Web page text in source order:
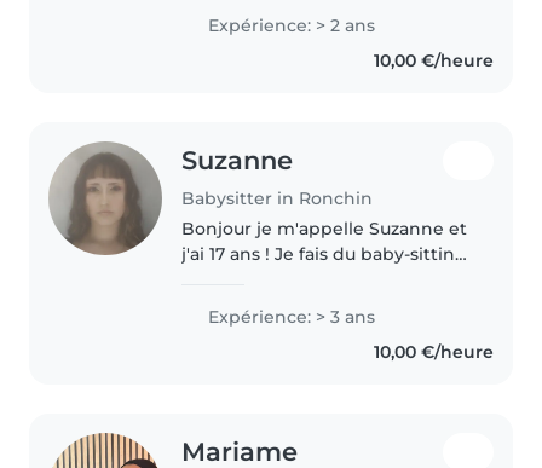
enfants de différents âges. Je
suis quelqu'un de sérieuse,
patiente et attentive...
Expérience: > 2 ans
10,00 €/heure
Suzanne
Babysitter in Ronchin
Bonjour je m'appelle Suzanne et
j'ai 17 ans ! Je fais du baby-sitting
de loisirs avec son BAFA complet
Expérience: > 3 ans
10,00 €/heure
Mariame